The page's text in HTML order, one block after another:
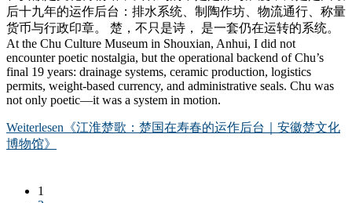
后十九年的运作后台：排水系统、制陶作坊、物流通行、称量
货币与行政印章。 楚，不只是诗， 是一套仍在运转的系统。
At the Chu Culture Museum in Shouxian, Anhui, I did not
encounter poetic nostalgia, but the operational backend of Chu’s
final 19 years: drainage systems, ceramic production, logistics
permits, weight-based currency, and administrative seals. Chu was
not only poetic—it was a system in motion.
Weiterlesen 《江淮楚歌：楚国在寿春的运作后台｜安徽楚文化
博物馆》
1